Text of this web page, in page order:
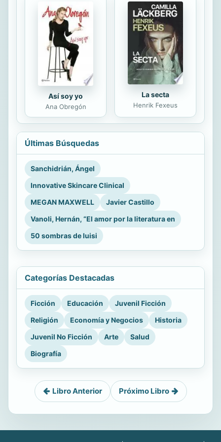
Así soy yo
Ana Obregón
La secta
Henrik Fexeus
Últimas Búsquedas
Sanchidrián, Ángel
Innovative Skincare Clinical
MEGAN MAXWELL
Javier Castillo
Vanoli, Hernán, “El amor por la literatura en
50 sombras de luisi
Categorías Destacadas
Ficción Educación
Juvenil Ficción
Religión
Economía y Negocios
Historia
Juvenil No Ficción
Arte
Salud
Biografía
Libro Anterior Próximo Libro